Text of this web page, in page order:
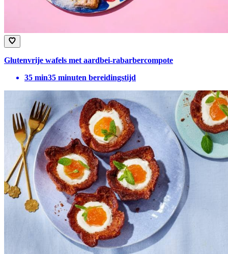
Glutenvrije wafels met aardbei-rabarbercompote
35 min35 minuten bereidingstijd